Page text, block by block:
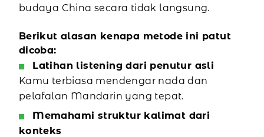
budaya China secara tidak langsung.
Berikut alasan kenapa metode ini patut
dicoba:
Latihan listening dari penutur asli
Kamu terbiasa mendengar nada dan
pelafalan Mandarin yang tepat.
Memahami struktur kalimat dari
konteks